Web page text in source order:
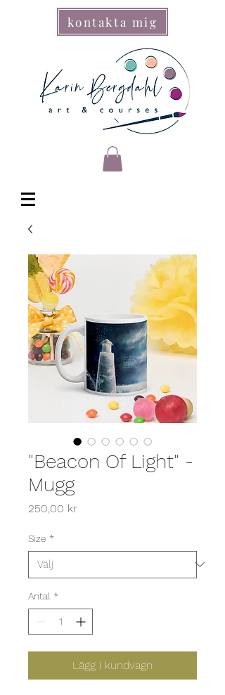
kontakta mig
"Beacon Of Light" -
Mugg
250,00 krPris
Size *
Antal *
Lägg i kundvagn